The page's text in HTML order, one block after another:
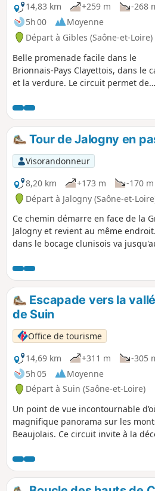
14,83 km
+259 m
-268
5h 00
Moyenne
Départ à Gibles (Saône-et-Loire)
Belle promenade facile dans le
Brionnais-Pays Clayettois, dans le
et la verdure. Le circuit permet de
des anciens moulins à grain.
Tour de Jalogny en
Visorandonneur
8,20 km
+173 m -170 m
Départ à Jalogny (Saône-et-
Ce chemin démarre en face de la
Jalogny et revient au même
dans le bocage clunisois va
Escapade vers la
de Suin
Office de tourisme
14,69 km
+311 m
-305
5h 05
Moyenne
Départ à Suin (Saône-et-Loire)
Un point de vue incontournable
magnifique panorama sur les
Beaujolais. Ce circuit invite à la